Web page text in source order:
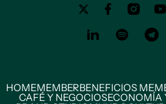
HOMEMEMBERBENEFICIOS
CAFÉ Y NEGOCIOSECONOMÍA